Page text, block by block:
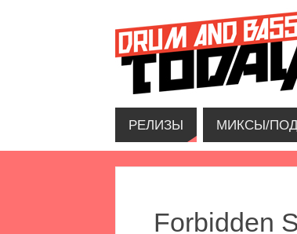
РЕЛИЗЫ МИКСЫ/
Forbidden